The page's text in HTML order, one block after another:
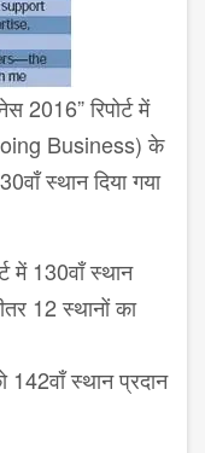
2016”रिपोर्ट में
Business)के
वाँ स्थान दिया गया
में 130वाँ स्थान
12स्थानों का
142वाँ स्थान प्रदान